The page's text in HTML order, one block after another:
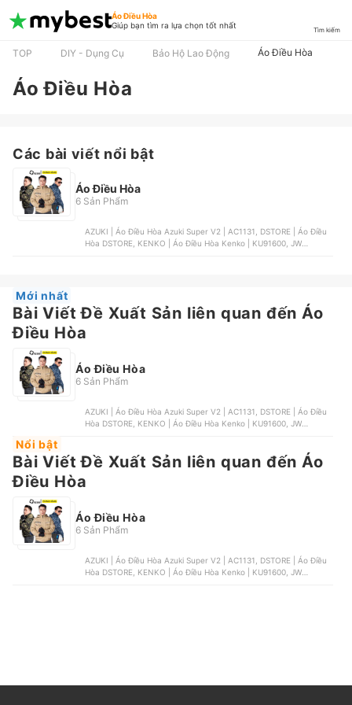
Áo Điều Hòa
Giúp bạn tìm ra lựa chọn tốt nhất
Tìm kiếm
TOP DIY - Dụng Cụ Bảo Hộ Lao Động Áo Điều Hòa
Áo Điều Hòa
Các bài viết nổi bật
Áo Điều Hòa
6 Sản Phẩm
AZUKI | Áo Điều Hòa Azuki Super V2 | AC1131, DSTORE | Áo Điều
Hòa DSTORE, KENKO | Áo Điều Hòa Kenko | KU91600, JW
Mới nhất
Bài Viết Đề Xuất Sản liên quan đến Áo
Điều Hòa
Áo Điều Hòa
6 Sản Phẩm
AZUKI | Áo Điều Hòa Azuki Super V2 | AC1131, DSTORE | Áo Điều
Hòa DSTORE, KENKO | Áo Điều Hòa Kenko | KU91600, JW
Nổi bật
Bài Viết Đề Xuất Sản liên quan đến Áo
Điều Hòa
Áo Điều Hòa
6 Sản Phẩm
AZUKI | Áo Điều Hòa Azuki Super V2 | AC1131, DSTORE | Áo Điều
Hòa DSTORE, KENKO | Áo Điều Hòa Kenko | KU91600, JW